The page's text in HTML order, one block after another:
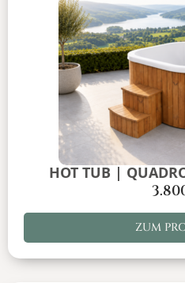
HOT TUB |
ZUM